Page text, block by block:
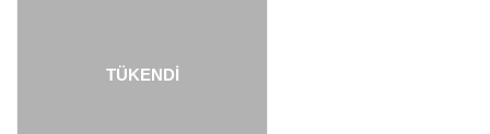
TÜKENDİ